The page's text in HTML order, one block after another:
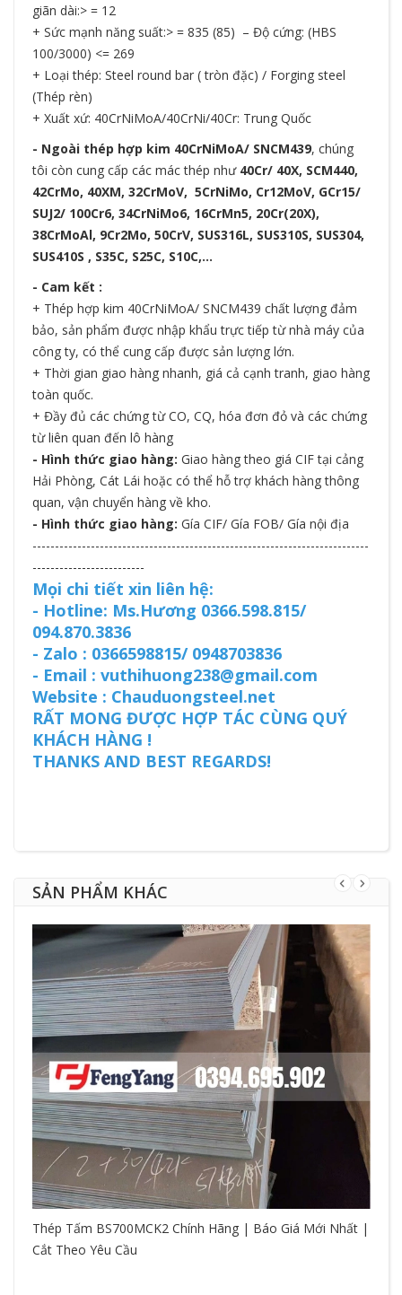
giãn dài:> = 12
+ Sức mạnh năng suất:> = 835 (85) – Độ cứng: (HBS
100/3000) <= 269
+ Loại thép: Steel round bar ( tròn đặc) / Forging steel
(Thép rèn)
+ Xuất xứ: 40CrNiMoA/40CrNi/40Cr: Trung Quốc
- Ngoài thép hợp kim 40CrNiMoA/ SNCM439, chúng
tôi còn cung cấp các mác thép như 40Cr/ 40X, SCM440,
42CrMo, 40XM, 32CrMoV, 5CrNiMo, Cr12MoV, GCr15/
SUJ2/ 100Cr6, 34CrNiMo6, 16CrMn5, 20Cr(20X),
38CrMoAl, 9Cr2Mo, 50CrV, SUS316L, SUS310S, SUS304,
SUS410S , S35C, S25C, S10C,…
- Cam kết :
+ Thép hợp kim 40CrNiMoA/ SNCM439 chất lượng đảm
bảo, sản phẩm được nhập khẩu trực tiếp từ nhà máy của
công ty, có thể cung cấp được sản lượng lớn.
+ Thời gian giao hàng nhanh, giá cả cạnh tranh, giao hàng
toàn quốc.
+ Đầy đủ các chứng từ CO, CQ, hóa đơn đỏ và các chứng
từ liên quan đến lô hàng
- Hình thức giao hàng: Giao hàng theo giá CIF tại cảng
Hải Phòng, Cát Lái hoặc có thể hỗ trợ khách hàng thông
quan, vận chuyển hàng về kho.
- Hình thức giao hàng: Gía CIF/ Gía FOB/ Gía nội địa
---------------------------------------------------------------------------
-------------------------
Mọi chi tiết xin liên hệ:
- Hotline: Ms.Hương 0366.598.815/
094.870.3836
- Zalo : 0366598815/ 0948703836
- Email : vuthihuong238@gmail.com
Website : Chauduongsteel.net
RẤT MONG ĐƯỢC HỢP TÁC CÙNG QUÝ
KHÁCH HÀNG !
THANKS AND BEST REGARDS!
SẢN PHẨM KHÁC
Thép Tấm BS700MCK2 Chính Hãng | Báo Giá Mới Nhất |
Cắt Theo Yêu Cầu